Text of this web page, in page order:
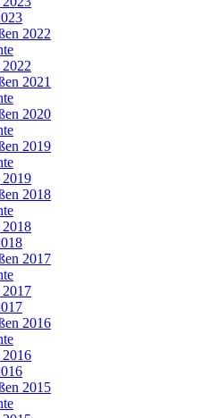
2022
2021
2020
2019
2018
2017
2016
2015